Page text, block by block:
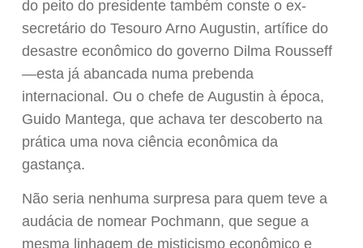
do peito do presidente também conste o ex-
secretário do Tesouro Arno Augustin, artífice do
desastre econômico do governo Dilma Rousseff
—esta já abancada numa prebenda
internacional. Ou o chefe de Augustin à época,
Guido Mantega, que achava ter descoberto na
prática uma nova ciência econômica da
gastança.
Não seria nenhuma surpresa para quem teve a
audácia de nomear Pochmann, que segue a
mesma linhagem de misticismo econômico e